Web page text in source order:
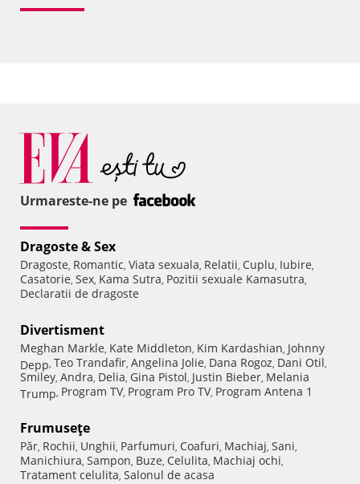
Urmareste-ne pe
Dragoste & Sex
Dragoste, Romantic, Viata sexuala, Relatii, Cuplu, Iubire,
Casatorie, Sex, Kama Sutra, Pozitii sexuale Kamasutra,
Declaratii de dragoste
Divertisment
Meghan Markle, Kate Middleton, Kim Kardashian, Johnny
Depp, Teo Trandafir, Angelina Jolie, Dana Rogoz, Dani Otil,
Smiley, Andra, Delia, Gina Pistol, Justin Bieber, Melania
Trump, Program TV, Program Pro TV, Program Antena 1
Frumuseţe
Păr, Rochii, Unghii, Parfumuri, Coafuri, Machiaj, Sani,
Manichiura, Sampon, Buze, Celulita, Machiaj ochi,
Tratament celulita, Salonul de acasa